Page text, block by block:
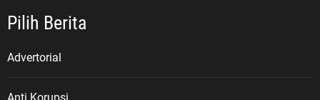
Pilih Berita
Advertorial